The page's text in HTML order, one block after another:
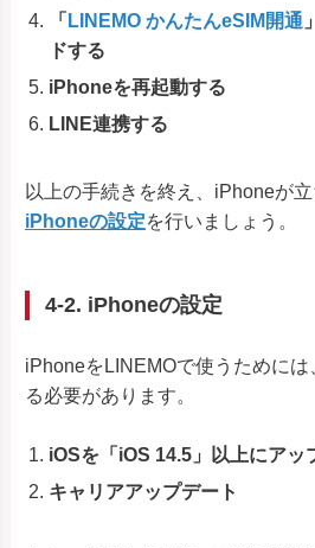
「 LINEMO かんたんeSIM開通
ドする
iPhoneを再起動する
LINE連携する
以上の手続きを終え、iPhoneが
iPhoneの設定を行いましょう。
4-2. iPhoneの設定
iPhoneをLINEMOで使うために
る必要があります。
iOSを「iOS 14.5」以上にアッ
キャリアアップデート